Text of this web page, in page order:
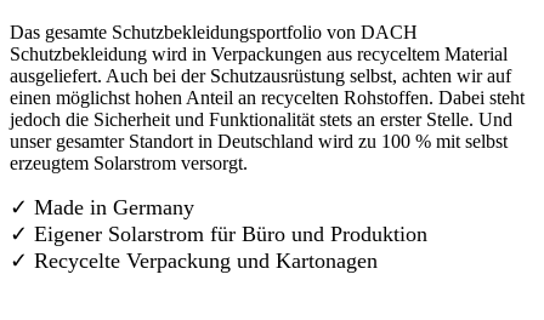
Das gesamte Schutzbekleidungsportfolio von DACH
Schutzbekleidung wird in Verpackungen aus recyceltem Material
ausgeliefert. Auch bei der Schutzausrüstung selbst, achten wir auf
einen möglichst hohen Anteil an recycelten Rohstoffen. Dabei steht
jedoch die Sicherheit und Funktionalität stets an erster Stelle. Und
unser gesamter Standort in Deutschland wird zu 100 % mit selbst
erzeugtem Solarstrom versorgt.
✓ Made in Germany
✓ Eigener Solarstrom für Büro und Produktion
✓ Recycelte Verpackung und Kartonagen